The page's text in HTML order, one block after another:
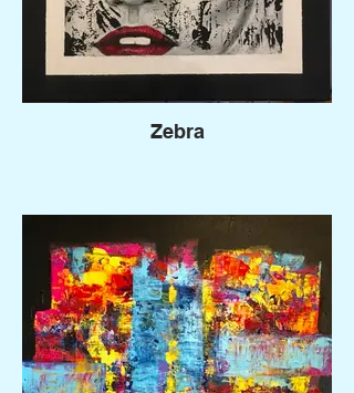
Zebra